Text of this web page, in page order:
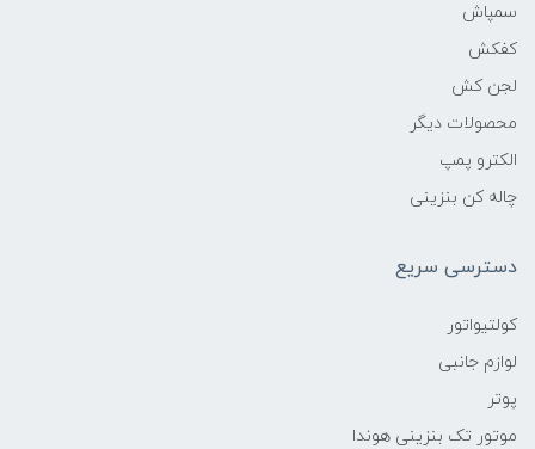
سمپاش
کفکش
لجن کش
محصولات دیگر
الکترو پمپ
چاله کن بنزینی
دسترسی سریع
کولتیواتور
لوازم جانبی
پوتر
موتور تک بنزینی هوندا